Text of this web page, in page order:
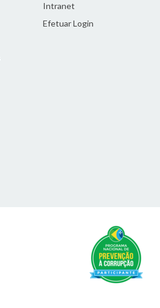
Intranet
Efetuar Login